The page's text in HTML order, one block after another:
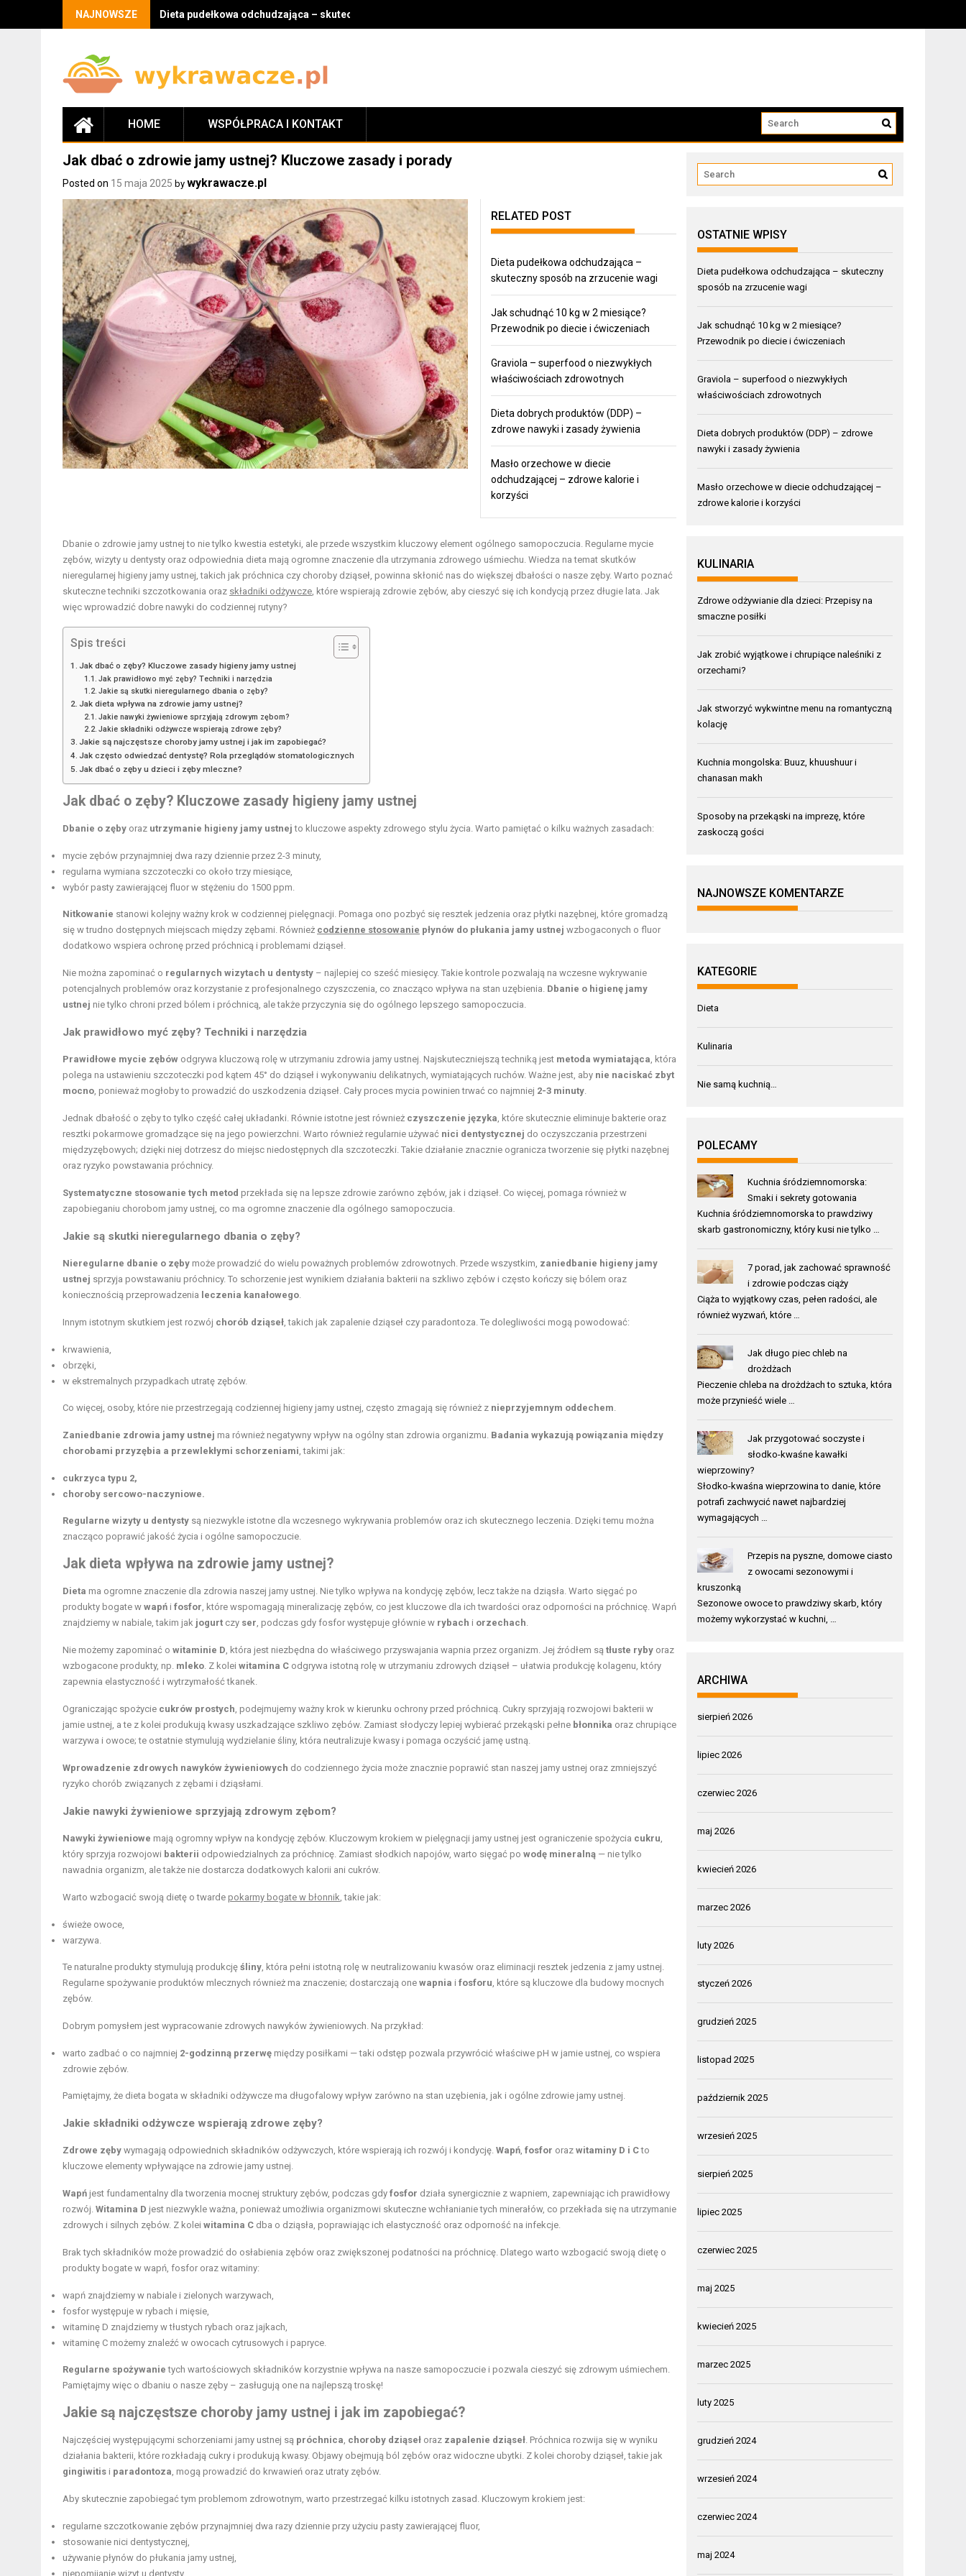
NAJNOWSZE Dieta pudełkowa odchudzająca – skuteczny sposób na zrzucenie wagi
HOME WSPÓŁPRACA I KONTAKT
Jak dbać o zdrowie jamy ustnej? Kluczowe zasady i porady
Posted on 15 maja 2025 by wykrawacze.pl
RELATED POST
Dieta pudełkowa odchudzająca –
skuteczny sposób na zrzucenie wagi
Jak schudnąć 10 kg w 2 miesiące?
Przewodnik po diecie i ćwiczeniach
Graviola – superfood o niezwykłych
właściwościach zdrowotnych
Dieta dobrych produktów (DDP) –
zdrowe nawyki i zasady żywienia
Masło orzechowe w diecie
odchudzającej – zdrowe kalorie i
korzyści
Dbanie o zdrowie jamy ustnej to nie tylko kwestia estetyki, ale przede wszystkim kluczowy element ogólnego samopoczucia. Regularne mycie
zębów, wizyty u dentysty oraz odpowiednia dieta mają ogromne znaczenie dla utrzymania zdrowego uśmiechu. Wiedza na temat skutków
nieregularnej higieny jamy ustnej, takich jak próchnica czy choroby dziąseł, powinna skłonić nas do większej dbałości o nasze zęby. Warto poznać
skuteczne techniki szczotkowania oraz składniki odżywcze , które wspierają zdrowie zębów, aby cieszyć się ich kondycją przez długie lata. Jak
więc wprowadzić dobre nawyki do codziennej rutyny?
Spis treści
Jak dbać o zęby? Kluczowe zasady higieny jamy ustnej
Jak prawidłowo myć zęby? Techniki i narzędzia
Jakie są skutki nieregularnego dbania o zęby?
Jak dieta wpływa na zdrowie jamy ustnej?
Jakie nawyki żywieniowe sprzyjają zdrowym zębom?
Jakie składniki odżywcze wspierają zdrowe zęby?
Jakie są najczęstsze choroby jamy ustnej i jak im zapobiegać?
Jak często odwiedzać dentystę? Rola przeglądów stomatologicznych
Jak dbać o zęby u dzieci i zęby mleczne?
Jak dbać o zęby? Kluczowe zasady higieny jamy ustnej
Dbanie o zęby oraz utrzymanie higieny jamy ustnej to kluczowe aspekty zdrowego stylu życia. Warto pamiętać o kilku ważnych zasadach:
mycie zębów przynajmniej dwa razy dziennie przez 2-3 minuty,
regularna wymiana szczoteczki co około trzy miesiące,
wybór pasty zawierającej fluor w stężeniu do 1500 ppm.
Nitkowanie stanowi kolejny ważny krok w codziennej pielęgnacji. Pomaga ono pozbyć się resztek jedzenia oraz płytki nazębnej, które gromadzą
się w trudno dostępnych miejscach między zębami. Również codzienne stosowanie płynów do płukania jamy ustnej wzbogaconych o fluor
dodatkowo wspiera ochronę przed próchnicą i problemami dziąseł.
Nie można zapominać o regularnych wizytach u dentysty – najlepiej co sześć miesięcy. Takie kontrole pozwalają na wczesne wykrywanie
potencjalnych problemów oraz korzystanie z profesjonalnego czyszczenia, co znacząco wpływa na stan uzębienia. Dbanie o higienę jamy
ustnej nie tylko chroni przed bólem i próchnicą, ale także przyczynia się do ogólnego lepszego samopoczucia.
Jak prawidłowo myć zęby? Techniki i narzędzia
Prawidłowe mycie zębów odgrywa kluczową rolę w utrzymaniu zdrowia jamy ustnej. Najskuteczniejszą techniką jest metoda wymiatająca , która
polega na ustawieniu szczoteczki pod kątem 45° do dziąseł i wykonywaniu delikatnych, wymiatających ruchów. Ważne jest, aby nie naciskać zbyt
mocno , ponieważ mogłoby to prowadzić do uszkodzenia dziąseł. Cały proces mycia powinien trwać co najmniej 2-3 minuty
Jednak dbałość o zęby to tylko część całej układanki. Równie istotne jest również czyszczenie języka , które skutecznie eliminuje bakterie oraz
resztki pokarmowe gromadzące się na jego powierzchni. Warto również regularnie używać nici dentystycznej do oczyszczania przestrzeni
międzyzębowych; dzięki niej dotrzesz do miejsc niedostępnych dla szczoteczki. Takie działanie znacznie ogranicza tworzenie się płytki nazębnej
oraz ryzyko powstawania próchnicy.
Systematyczne stosowanie tych metod przekłada się na lepsze zdrowie zarówno zębów, jak i dziąseł. Co więcej, pomaga również w
zapobieganiu chorobom jamy ustnej, co ma ogromne znaczenie dla ogólnego samopoczucia.
Jakie są skutki nieregularnego dbania o zęby?
Nieregularne dbanie o zęby może prowadzić do wielu poważnych problemów zdrowotnych. Przede wszystkim, zaniedbanie higieny jamy
ustnej sprzyja powstawaniu próchnicy. To schorzenie jest wynikiem działania bakterii na szkliwo zębów i często kończy się bólem oraz
koniecznością przeprowadzenia leczenia kanałowego
Innym istotnym skutkiem jest rozwój chorób dziąseł , takich jak zapalenie dziąseł czy paradontoza. Te dolegliwości mogą powodować:
krwawienia,
obrzęki,
w ekstremalnych przypadkach utratę zębów.
Co więcej, osoby, które nie przestrzegają codziennej higieny jamy ustnej, często zmagają się również z nieprzyjemnym oddechem
Zaniedbanie zdrowia jamy ustnej ma również negatywny wpływ na ogólny stan zdrowia organizmu. Badania wykazują powiązania między
chorobami przyzębia a przewlekłymi schorzeniami , takimi jak:
cukrzyca typu 2,
choroby sercowo-naczyniowe.
Regularne wizyty u dentysty są niezwykle istotne dla wczesnego wykrywania problemów oraz ich skutecznego leczenia. Dzięki temu można
znacząco poprawić jakość życia i ogólne samopoczucie.
Jak dieta wpływa na zdrowie jamy ustnej?
Dieta ma ogromne znaczenie dla zdrowia naszej jamy ustnej. Nie tylko wpływa na kondycję zębów, lecz także na dziąsła. Warto sięgać po
produkty bogate w wapń i fosfor , które wspomagają mineralizację zębów, co jest kluczowe dla ich twardości oraz odporności na próchnicę. Wapń
znajdziemy w nabiale, takim jak jogurt czy ser , podczas gdy fosfor występuje głównie w rybach i orzechach
Nie możemy zapominać o witaminie D , która jest niezbędna do właściwego przyswajania wapnia przez organizm. Jej źródłem są tłuste ryby oraz
wzbogacone produkty, np. mleko . Z kolei witamina C odgrywa istotną rolę w utrzymaniu zdrowych dziąseł – ułatwia produkcję kolagenu, który
zapewnia elastyczność i wytrzymałość tkanek.
Ograniczając spożycie cukrów prostych , podejmujemy ważny krok w kierunku ochrony przed próchnicą. Cukry sprzyjają rozwojowi bakterii w
jamie ustnej, a te z kolei produkują kwasy uszkadzające szkliwo zębów. Zamiast słodyczy lepiej wybierać przekąski pełne błonnika oraz chrupiące
warzywa i owoce; te ostatnie stymulują wydzielanie śliny, która neutralizuje kwasy i pomaga oczyścić jamę ustną.
Wprowadzenie zdrowych nawyków żywieniowych do codziennego życia może znacznie poprawić stan naszej jamy ustnej oraz zmniejszyć
ryzyko chorób związanych z zębami i dziąsłami.
Jakie nawyki żywieniowe sprzyjają zdrowym zębom?
Nawyki żywieniowe mają ogromny wpływ na kondycję zębów. Kluczowym krokiem w pielęgnacji jamy ustnej jest ograniczenie spożycia cukru
który sprzyja rozwojowi bakterii odpowiedzialnych za próchnicę. Zamiast słodkich napojów, warto sięgać po wodę mineralną — nie tylko
nawadnia organizm, ale także nie dostarcza dodatkowych kalorii ani cukrów.
Warto wzbogacić swoją dietę o twarde pokarmy bogate w błonnik , takie jak:
świeże owoce,
warzywa.
Te naturalne produkty stymulują produkcję śliny , która pełni istotną rolę w neutralizowaniu kwasów oraz eliminacji resztek jedzenia z jamy ustnej.
Regularne spożywanie produktów mlecznych również ma znaczenie; dostarczają one wapnia i fosforu , które są kluczowe dla budowy mocnych
zębów.
Dobrym pomysłem jest wypracowanie zdrowych nawyków żywieniowych. Na przykład:
warto zadbać o co najmniej 2-godzinną przerwę między posiłkami — taki odstęp pozwala przywrócić właściwe pH w jamie ustnej, co wspiera
zdrowie zębów.
Pamiętajmy, że dieta bogata w składniki odżywcze ma długofalowy wpływ zarówno na stan uzębienia, jak i ogólne zdrowie jamy ustnej.
Jakie składniki odżywcze wspierają zdrowe zęby?
Zdrowe zęby wymagają odpowiednich składników odżywczych, które wspierają ich rozwój i kondycję. Wapń fosfor oraz witaminy D i Cto
kluczowe elementy wpływające na zdrowie jamy ustnej.
Wapń jest fundamentalny dla tworzenia mocnej struktury zębów, podczas gdy fosfor działa synergicznie z wapniem, zapewniając ich prawidłowy
rozwój. Witamina D jest niezwykle ważna, ponieważ umożliwia organizmowi skuteczne wchłanianie tych minerałów, co przekłada się na utrzymanie
zdrowych i silnych zębów. Z kolei witamina C dba o dziąsła, poprawiając ich elastyczność oraz odporność na infekcje.
Brak tych składników może prowadzić do osłabienia zębów oraz zwiększonej podatności na próchnicę. Dlatego warto wzbogacić swoją dietę o
produkty bogate w wapń, fosfor oraz witaminy:
wapń znajdziemy w nabiale i zielonych warzywach,
fosfor występuje w rybach i mięsie,
witaminę D znajdziemy w tłustych rybach oraz jajkach,
witaminę C możemy znaleźć w owocach cytrusowych i papryce.
Regularne spożywanie tych wartościowych składników korzystnie wpływa na nasze samopoczucie i pozwala cieszyć się zdrowym uśmiechem.
Pamiętajmy więc o dbaniu o nasze zęby – zasługują one na najlepszą troskę!
Jakie są najczęstsze choroby jamy ustnej i jak im zapobiegać?
Najczęściej występującymi schorzeniami jamy ustnej są próchnica choroby dziąseł oraz zapalenie dziąseł . Próchnica rozwija się w wyniku
działania bakterii, które rozkładają cukry i produkują kwasy. Objawy obejmują ból zębów oraz widoczne ubytki. Z kolei choroby dziąseł, takie jak
gingiwitis i paradontoza , mogą prowadzić do krwawień oraz utraty zębów.
Aby skutecznie zapobiegać tym problemom zdrowotnym, warto przestrzegać kilku istotnych zasad. Kluczowym krokiem jest:
regularne szczotkowanie zębów przynajmniej dwa razy dziennie przy użyciu pasty zawierającej fluor,
stosowanie nici dentystycznej,
używanie płynów do płukania jamy ustnej,
niepomijanie wizyt u dentysty,
OSTATNIE WPISY
Dieta pudełkowa odchudzająca – skuteczny
sposób na zrzucenie wagi
Jak schudnąć 10 kg w 2 miesiące?
Przewodnik po diecie i ćwiczeniach
Graviola – superfood o niezwykłych
właściwościach zdrowotnych
Dieta dobrych produktów (DDP) – zdrowe
nawyki i zasady żywienia
Masło orzechowe w diecie odchudzającej –
zdrowe kalorie i korzyści
KULINARIA
Zdrowe odżywianie dla dzieci: Przepisy na
smaczne posiłki
Jak zrobić wyjątkowe i chrupiące naleśniki z
orzechami?
Jak stworzyć wykwintne menu na romantyczną
kolację
Kuchnia mongolska: Buuz, khuushuur i
chanasan makh
Sposoby na przekąski na imprezę, które
zaskoczą gości
NAJNOWSZE KOMENTARZE
KATEGORIE
Dieta
Kulinaria
Nie samą kuchnią…
POLECAMY
Kuchnia śródziemnomorska:
Smaki i sekrety gotowania
Kuchnia śródziemnomorska to prawdziwy
skarb gastronomiczny, który kusi nie tylko …
7 porad, jak zachować sprawność
i zdrowie podczas ciąży
Ciąża to wyjątkowy czas, pełen radości, ale
również wyzwań, które …
Jak długo piec chleb na
drożdżach
Pieczenie chleba na drożdżach to sztuka, która
może przynieść wiele …
Jak przygotować soczyste i
słodko-kwaśne kawałki
wieprzowiny?
Słodko-kwaśna wieprzowina to danie, które
potrafi zachwycić nawet najbardziej
wymagających …
Przepis na pyszne, domowe ciasto
z owocami sezonowymi i
kruszonką
Sezonowe owoce to prawdziwy skarb, który
możemy wykorzystać w kuchni, …
ARCHIWA
sierpień 2026
lipiec 2026
czerwiec 2026
maj 2026
kwiecień 2026
marzec 2026
luty 2026
styczeń 2026
grudzień 2025
listopad 2025
październik 2025
wrzesień 2025
sierpień 2025
lipiec 2025
czerwiec 2025
maj 2025
kwiecień 2025
marzec 2025
luty 2025
grudzień 2024
wrzesień 2024
czerwiec 2024
maj 2024